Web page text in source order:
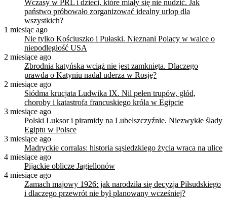
Wczasy w PRL i dzieci, które miały się nie nudzić. Jak
państwo próbowało zorganizować idealny urlop dla
wszystkich?
1 miesiąc ago
Nie tylko Kościuszko i Pułaski. Nieznani Polacy w walce o
niepodległość USA
2 miesiące ago
Zbrodnia katyńska wciąż nie jest zamknięta. Dlaczego
prawda o Katyniu nadal uderza w Rosję?
2 miesiące ago
Siódma krucjata Ludwika IX. Nil pełen trupów, głód,
choroby i katastrofa francuskiego króla w Egipcie
3 miesiące ago
Polski Luksor i piramidy na Lubelszczyźnie. Niezwykłe ślady
Egiptu w Polsce
3 miesiące ago
Madryckie corralas: historia sąsiedzkiego życia wraca na ulice
4 miesiące ago
Pijackie oblicze Jagiellonów
4 miesiące ago
Zamach majowy 1926: jak narodziła się decyzja Piłsudskiego
i dlaczego przewrót nie był planowany wcześniej?